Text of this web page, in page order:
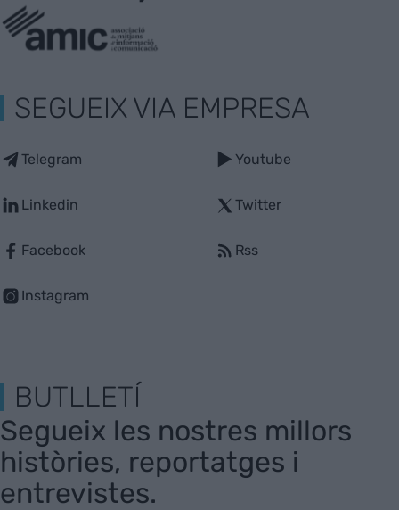
SEGUEIX VIA EMPRESA
Telegram
Linkedin
Facebook
Instagram
Youtube
Twitter
Rss
BUTLLETÍ
Segueix les nostres millors
històries, reportatges i
entrevistes.